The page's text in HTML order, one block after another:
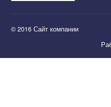
© 2016 Сайт компании